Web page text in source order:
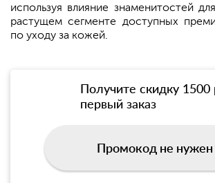
используя влияние знаменитостей
растущем сегменте доступных
по уходу за кожей.
Получите скидку 1500
первый заказ
Промокод не нужен